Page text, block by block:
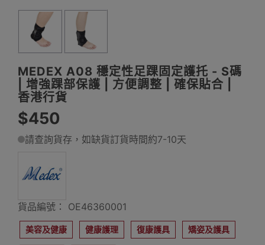
MEDEX A08 穩定性足踝固定護托 - S碼
| 增強踝部保護 | 方便調整 | 確保貼合 |
香港行貨
$450
請查詢貨存，如缺貨訂貨時間約7-10天
貨品編號： OE46360001
美容及健康 健康護理 復康護具 矯姿及護具